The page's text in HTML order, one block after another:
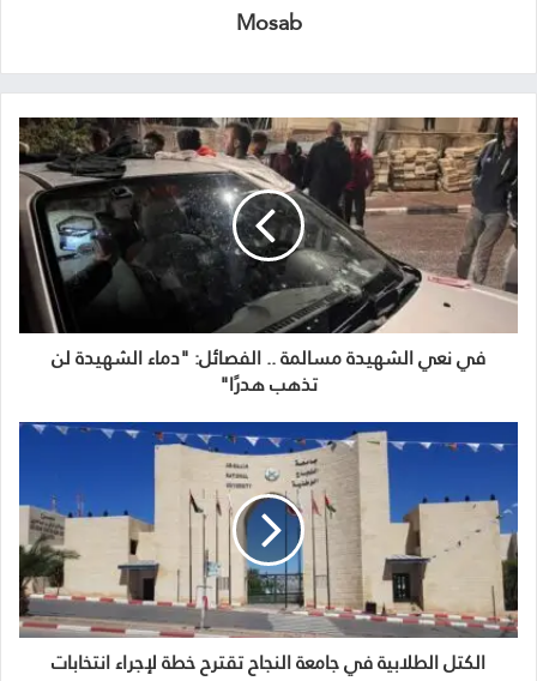
Mosab
في نعي الشهيدة مسالمة .. الفصائل: "دماء الشهيدة لن
تذهب هدرًا"
الكتل الطلابية في جامعة النجاح تقترح خطة لإجراء انتخابات